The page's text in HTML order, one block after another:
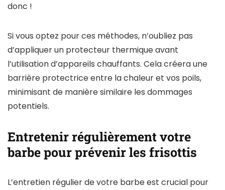
donc !
Si vous optez pour ces méthodes, n’oubliez pas
d’appliquer un protecteur thermique avant
l’utilisation d’appareils chauffants. Cela créera une
barrière protectrice entre la chaleur et vos poils,
minimisant de manière similaire les dommages
potentiels.
Entretenir régulièrement votre
barbe pour prévenir les frisottis
L’entretien régulier de votre barbe est crucial pour